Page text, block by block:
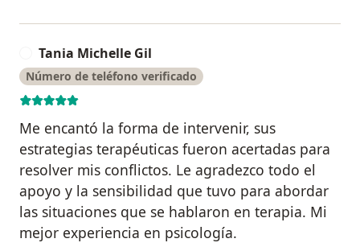
Tania Michelle Gil
Número de teléfono verificado
Me encantó la forma de intervenir, sus
estrategias terapéuticas fueron acertadas para
resolver mis conflictos. Le agradezco todo el
apoyo y la sensibilidad que tuvo para abordar
las situaciones que se hablaron en terapia. Mi
mejor experiencia en psicología.